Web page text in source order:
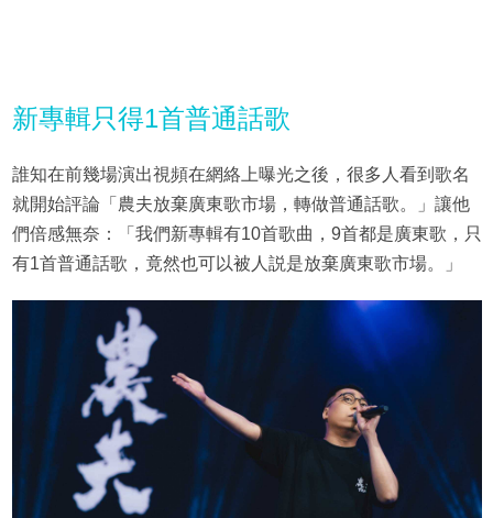
新專輯只得1首普通話歌
誰知在前幾場演出視頻在網絡上曝光之後，很多人看到歌名
就開始評論「農夫放棄廣東歌市場，轉做普通話歌。」讓他
們倍感無奈：「我們新專輯有10首歌曲，9首都是廣東歌，只
有1首普通話歌，竟然也可以被人説是放棄廣東歌市場。」